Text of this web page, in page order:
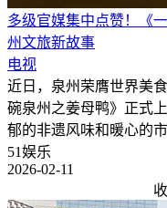
多级官媒集中点赞！《
州文旅新故事
电视
近日，泉州荣膺世界美
碗泉州之姜母鸭》正式
郁的非遗风味和暖心的
51娱乐
2026-02-11